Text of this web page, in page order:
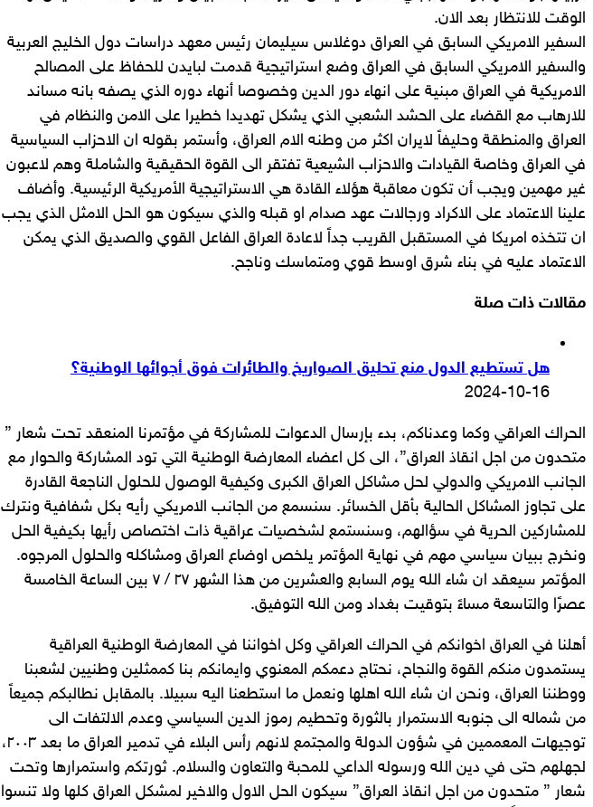
الوقت للانتظار بعد الان.
السفير الامريكي السابق في العراق دوغلاس سيليمان رئيس معهد دراسات دول الخليج العربية
والسفير الامريكي السابق في العراق وضع استراتيجية قدمت لبايدن للحفاظ على المصالح
الامريكية في العراق مبنية على انهاء دور الدين وخصوصا أنهاء دوره الذي يصفه بانه مساند
للارهاب مع القضاء على الحشد الشعبي الذي يشكل تهديدا خطيرا على الامن والنظام في
العراق والمنطقة وحليفاً لايران اكثر من وطنه الام العراق، وأستمر بقوله ان الاحزاب السياسية
في العراق وخاصة القيادات والاحزاب الشيعية تفتقر الى القوة الحقيقية والشاملة وهم لاعبون
غير مهمين ويجب أن تكون معاقبة هؤلاء القادة هي الاستراتيجية الأمريكية الرئيسية. وأضاف
علينا الاعتماد على الاكراد ورجالات عهد صدام او قبله والذي سيكون هو الحل الامثل الذي يجب
ان تتخذه امريكا في المستقبل القريب جداً لاعادة العراق الفاعل القوي والصديق الذي يمكن
الاعتماد عليه في بناء شرق اوسط قوي ومتماسك وناجح.
مقالات ذات صلة
هل تستطيع الدول منع تحليق الصواريخ والطائرات فوق أجوائها الوطنية؟
2024-10-16
الحراك العراقي وكما وعدناكم، بدء بإرسال الدعوات للمشاركة في مؤتمرنا المنعقد تحت شعار ”
متحدون من اجل انقاذ العراق”، الى كل اعضاء المعارضة الوطنية التي تود المشاركة والحوار مع
الجانب الامريكي والدولي لحل مشاكل العراق الكبرى وكيفية الوصول للحلول الناجعة القادرة
على تجاوز المشاكل الحالية بأقل الخسائر. سنسمع من الجانب الامريكي رأيه بكل شفافية ونترك
للمشاركين الحرية في سؤالهم، وسنستمع لشخصيات عراقية ذات اختصاص رأيها بكيفية الحل
ونخرج ببيان سياسي مهم في نهاية المؤتمر يلخص اوضاع العراق ومشاكله والحلول المرجوه.
المؤتمر سيعقد ان شاء الله يوم السابع والعشرين من هذا الشهر ٢٧ / ٧ بين الساعة الخامسة
عصرًا والتاسعة مساءً بتوقيت بغداد ومن الله التوفيق.
أهلنا في العراق اخوانكم في الحراك العراقي وكل اخواننا في المعارضة الوطنية العراقية
يستمدون منكم القوة والنجاح، نحتاج دعمكم المعنوي وايمانكم بنا كممثلين وطنيين لشعبنا
ووطننا العراق، ونحن ان شاء الله اهلها ونعمل ما استطعنا اليه سبيلا. بالمقابل نطالبكم جميعاً
من شماله الى جنوبه الاستمرار بالثورة وتحطيم رموز الدين السياسي وعدم الالتفات الى
توجيهات المعممين في شؤون الدولة والمجتمع لانهم رأس البلاء في تدمير العراق ما بعد ٢٠٠٣،
لجهلهم حتى في دين الله ورسوله الداعي للمحبة والتعاون والسلام. ثورتكم واستمرارها وتحت
شعار ” متحدون من اجل انقاذ العراق” سيكون الحل الاول والاخير لمشكل العراق كلها ولا تنسوا